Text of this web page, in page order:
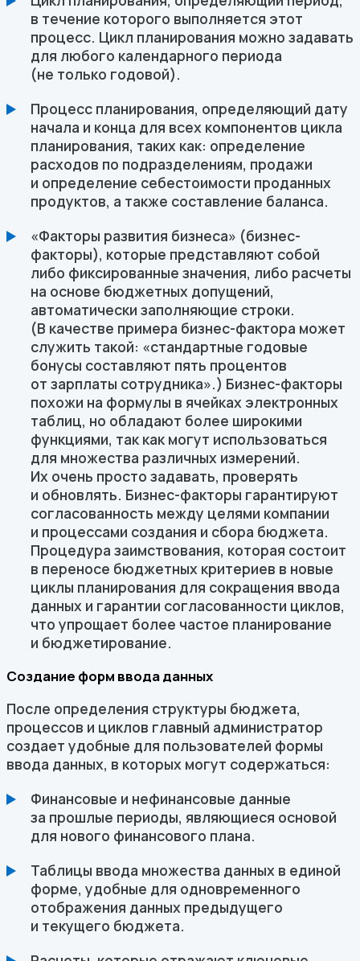
в течение которого выполняется этот
процесс. Цикл планирования можно задавать
для любого календарного периода
(не только годовой).
Процесс планирования, определяющий дату
начала и конца для всех компонентов цикла
планирования, таких как: определение
расходов по подразделениям, продажи
и определение себестоимости проданных
продуктов, а также составление баланса.
«Факторы развития бизнеса» (бизнес-
факторы), которые представляют собой
либо фиксированные значения, либо расчеты
на основе бюджетных допущений,
автоматически заполняющие строки.
(В качестве примера бизнес-фактора может
служить такой: «стандартные годовые
бонусы составляют пять процентов
от зарплаты сотрудника».) Бизнес-факторы
похожи на формулы в ячейках электронных
таблиц, но обладают более широкими
функциями, так как могут использоваться
для множества различных измерений.
Их очень просто задавать, проверять
и обновлять. Бизнес-факторы гарантируют
согласованность между целями компании
и процессами создания и сбора бюджета.
Процедура заимствования, которая состоит
в переносе бюджетных критериев в новые
циклы планирования для сокращения ввода
данных и гарантии согласованности циклов,
что упрощает более частое планирование
и бюджетирование.
Создание форм ввода данных
После определения структуры бюджета,
процессов и циклов главный администратор
создает удобные для пользователей формы
ввода данных, в которых могут содержаться:
Финансовые и нефинансовые данные
за прошлые периоды, являющиеся основой
для нового финансового плана.
Таблицы ввода множества данных в единой
форме, удобные для одновременного
отображения данных предыдущего
и текущего бюджета.